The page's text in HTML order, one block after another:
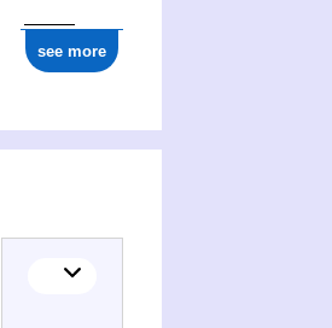
see more